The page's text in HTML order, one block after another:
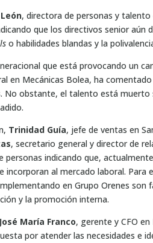
, directora de personas y
que los directivos senior
o habilidades blandas y la
que está provocando un
en Mecánicas Bolea, ha
No obstante, el talento está muerto
Trinidad Guía, jefe de ventas en
, secretario general y director de
personas indicando que,
incorporan al mercado laboral.
en Grupo Orenes
y la promoción interna.
José María Franco, gerente y CFO
por atender las necesidades e